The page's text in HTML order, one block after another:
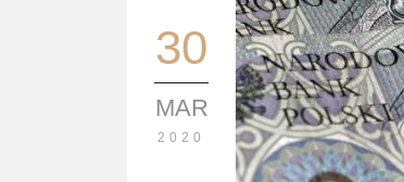
30
MAR
2020